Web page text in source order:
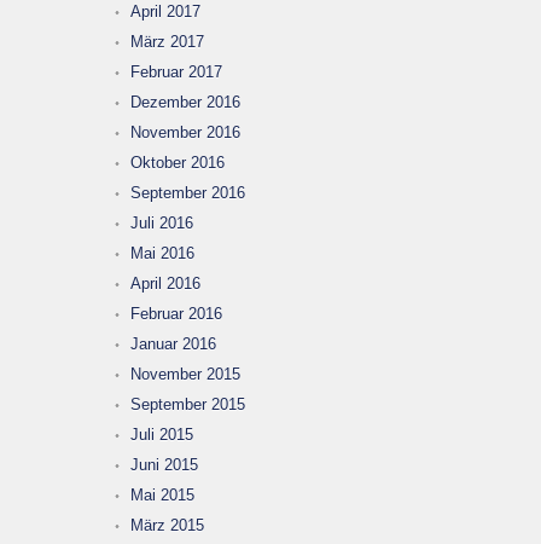
April 2017
März 2017
Februar 2017
Dezember 2016
November 2016
Oktober 2016
September 2016
Juli 2016
Mai 2016
April 2016
Februar 2016
Januar 2016
November 2015
September 2015
Juli 2015
Juni 2015
Mai 2015
März 2015